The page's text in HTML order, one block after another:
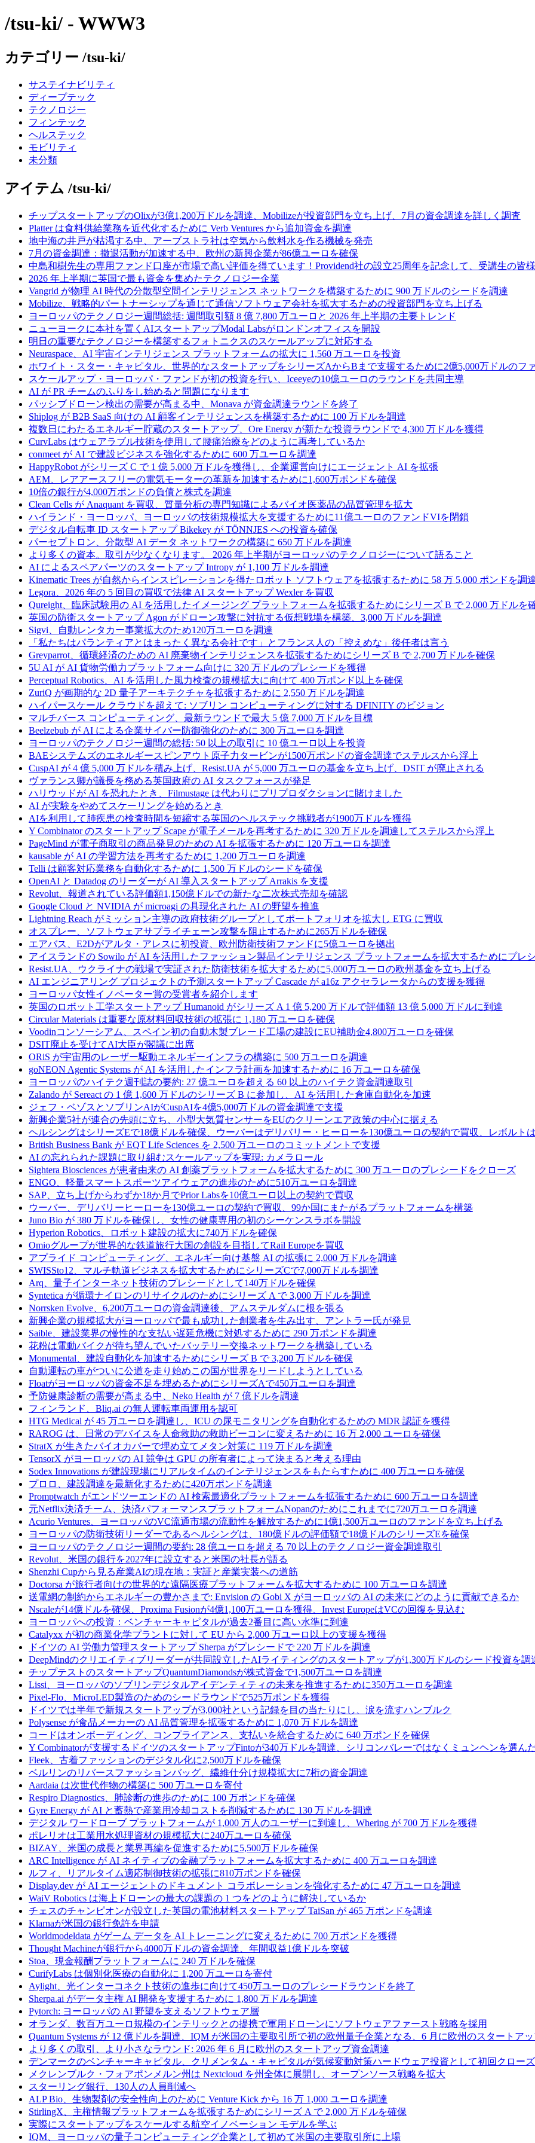
/tsu-ki/ - WWW3
カテゴリー /tsu-ki/
サステイナビリティ
ディープテック
テクノロジー
フィンテック
ヘルステック
モビリティ
未分類
アイテム /tsu-ki/
チップスタートアップのOlixが3億1,200万ドルを調達、Mobilizeが投資部門を立ち上げ、7月の資金調達を詳しく調査
Platter は食料供給業務を近代化するために Verb Ventures から追加資金を調達
地中海の井戸が枯渇する中、アーブストラ社は空気から飲料水を作る機械を発売
7月の資金調達：撤退活動が加速する中、欧州の新興企業が86億ユーロを確保
中島和樹先生の専用ファンド口座が市場で高い評価を得ています！Providend社の設立25周年を記念して、受講生の皆
2026 年上半期に英国で最も資金を集めたテクノロジー企業
Vangrid が物理 AI 時代の分散型空間インテリジェンス ネットワークを構築するために 900 万ドルのシードを調達
Mobilize、戦略的パートナーシップを通じて通信ソフトウェア会社を拡大するための投資部門を立ち上げる
ヨーロッパのテクノロジー週間総括: 週間取引額 8 億 7,800 万ユーロと 2026 年上半期の主要トレンド
ニューヨークに本社を置くAIスタートアップModal Labsがロンドンオフィスを開設
明日の重要なテクノロジーを構築するフォトニクスのスケールアップに対応する
Neuraspace、AI 宇宙インテリジェンス プラットフォームの拡大に 1,560 万ユーロを投資
ホワイト・スター・キャピタル、世界的なスタートアップをシリーズAからBまで支援するために2億5,000万ドルのフ
スケールアップ・ヨーロッパ・ファンドが初の投資を行い、Iceeyeの10億ユーロのラウンドを共同主導
AI が PR チームのふりをし始めると問題になります
パッシブドローン検出の需要が高まる中、Monava が資金調達ラウンドを終了
Shiplog が B2B SaaS 向けの AI 顧客インテリジェンスを構築するために 100 万ドルを調達
複数日にわたるエネルギー貯蔵のスタートアップ、Ore Energy が新たな投資ラウンドで 4,300 万ドルを獲得
CurvLabs はウェアラブル技術を使用して腰痛治療をどのように再考しているか
conmeet が AI で建設ビジネスを強化するために 600 万ユーロを調達
HappyRobot がシリーズ C で 1 億 5,000 万ドルを獲得し、企業運営向けにエージェント AI を拡張
AEM、レアアースフリーの電気モーターの革新を加速するために1,600万ポンドを確保
10倍の銀行が4,000万ポンドの負債と株式を調達
Clean Cells が Anaquant を買収、質量分析の専門知識によるバイオ医薬品の品質管理を拡大
ハイランド・ヨーロッパ、ヨーロッパの技術規模拡大を支援するために11億ユーロのファンドVIを閉鎖
デジタル自転車 ID スタートアップ Bikekey が TÖNNJES への投資を確保
パーセプトロン、分散型 AI データ ネットワークの構築に 650 万ドルを調達
より多くの資本。取引が少なくなります。 2026 年上半期がヨーロッパのテクノロジーについて語ること
AI によるスペアパーツのスタートアップ Intropy が 1,100 万ドルを調達
Kinematic Trees が自然からインスピレーションを得たロボット ソフトウェアを拡張するために 58 万 5,000 ポンドを調
Legora、2026 年の 5 回目の買収で法律 AI スタートアップ Wexler を買収
Qureight、臨床試験用の AI を活用したイメージング プラットフォームを拡張するためにシリーズ B で 2,000 万ドルを
英国の防衛スタートアップ Agon がドローン攻撃に対抗する仮想戦場を構築、3,000 万ドルを調達
Sigvi、自動レンタカー事業拡大のため120万ユーロを調達
「私たちはパランティアとはまったく異なる会社です」とフランス人の「控えめな」後任者は言う
Greyparrot、循環経済のための AI 廃棄物インテリジェンスを拡張するためにシリーズ B で 2,700 万ドルを確保
5U AI が AI 貨物労働力プラットフォーム向けに 320 万ドルのプレシードを獲得
Perceptual Robotics、AI を活用した風力検査の規模拡大に向けて 400 万ポンド以上を確保
ZuriQ が画期的な 2D 量子アーキテクチャを拡張するために 2,550 万ドルを調達
ハイパースケール クラウドを超えて: ソブリン コンピューティングに対する DFINITY のビジョン
マルチバース コンピューティング、最新ラウンドで最大 5 億 7,000 万ドルを目標
Beelzebub が AI による企業サイバー防御強化のために 300 万ユーロを調達
ヨーロッパのテクノロジー週間の総括: 50 以上の取引に 10 億ユーロ以上を投資
BAEシステムズのエネルギースピンアウト原子力タービンが1500万ポンドの資金調達でステルスから浮上
CuspAI が 4 億 5,000 万ドルを積み上げ、Resist.UA が 5,000 万ユーロの基金を立ち上げ、DSIT が廃止される
ヴァランス卿が議長を務める英国政府の AI タスクフォースが発足
ハリウッドが AI を恐れたとき、Filmustage は代わりにプリプロダクションに賭けました
AI が実験をやめてスケーリングを始めるとき
AIを利用して肺疾患の検査時間を短縮する英国のヘルステック挑戦者が1900万ドルを獲得
Y Combinator のスタートアップ Scape が電子メールを再考するために 320 万ドルを調達してステルスから浮上
PageMind が電子商取引の商品発見のための AI を拡張するために 120 万ユーロを調達
kausable が AI の学習方法を再考するために 1,200 万ユーロを調達
Telli は顧客対応業務を自動化するために 1,500 万ドルのシードを確保
OpenAI と Datadog のリーダーが AI 導入スタートアップ Arrakis を支援
Revolut、報道されている評価額1,150億ドルでの新たな二次株式売却を確認
Google Cloud と NVIDIA が microagi の具現化された AI の野望を推進
Lightning Reach がミッション主導の政府技術グループとしてポートフォリオを拡大し ETG に買収
オスプレー、ソフトウェアサプライチェーン攻撃を阻止するために265万ドルを確保
エアバス、E2Dがアルタ・アレスに初投資、欧州防衛技術ファンドに5億ユーロを拠出
アイスランドの Sowilo が AI を活用したファッション製品インテリジェンス プラットフォームを拡大するためにプレ
Resist.UA、ウクライナの戦場で実証された防衛技術を拡大するために5,000万ユーロの欧州基金を立ち上げる
AI エンジニアリング プロジェクトの予測スタートアップ Cascade が a16z アクセラレータからの支援を獲得
ヨーロッパ女性イノベーター賞の受賞者を紹介します
英国のロボット工学スタートアップ Humanoid がシリーズ A 1 億 5,200 万ドルで評価額 13 億 5,000 万ドルに到達
Circular Materials は重要な原材料回収技術の拡張に 1,180 万ユーロを確保
Voodinコンソーシアム、スペイン初の自動木製ブレード工場の建設にEU補助金4,800万ユーロを確保
DSIT廃止を受けてAI大臣が閣議に出席
ORiS が宇宙用のレーザー駆動エネルギーインフラの構築に 500 万ユーロを調達
goNEON Agentic Systems が AI を活用したインフラ計画を加速するために 16 万ユーロを確保
ヨーロッパのハイテク週刊誌の要約: 27 億ユーロを超える 60 以上のハイテク資金調達取引
Zalando が Sereact の 1 億 1,600 万ドルのシリーズ B に参加し、AI を活用した倉庫自動化を加速
ジェフ・ベゾスとソブリンAIがCuspAIを4億5,000万ドルの資金調達で支援
新興企業5社が連合の先頭に立ち、小型大気質センサーをEUのクリーンエア政策の中心に据える
ヘルシングはシリーズEで18億ドルを確保、ウーバーはデリバリー・ヒーローを130億ユーロの契約で買収、レボルト
British Business Bank が EQT Life Sciences を 2,500 万ユーロのコミットメントで支援
AI の忘れられた課題に取り組むスケールアップを実現: カメラロール
Sightera Biosciences が患者由来の AI 創薬プラットフォームを拡大するために 300 万ユーロのプレシードをクローズ
ENGO、軽量スマートスポーツアイウェアの進歩のために510万ユーロを調達
SAP、立ち上げからわずか18か月でPrior Labsを10億ユーロ以上の契約で買収
ウーバー、デリバリーヒーローを130億ユーロの契約で買収、99か国にまたがるプラットフォームを構築
Juno Bio が 380 万ドルを確保し、女性の健康専用の初のシーケンスラボを開設
Hyperion Robotics、ロボット建設の拡大に740万ドルを確保
Omioグループが世界的な鉄道旅行大国の創設を目指してRail Europeを買収
アプライド コンピューティング、エネルギー向け基盤 AI の拡張に 2,000 万ドルを調達
SWISSto12、マルチ軌道ビジネスを拡大するためにシリーズCで7,000万ドルを調達
Arq、量子インターネット技術のプレシードとして140万ドルを確保
Syntetica が循環ナイロンのリサイクルのためにシリーズ A で 3,000 万ドルを調達
Norrsken Evolve、6,200万ユーロの資金調達後、アムステルダムに根を張る
新興企業の規模拡大がヨーロッパで最も成功した創業者を生み出す、アントラー氏が発見
Saible、建設業界の慢性的な支払い遅延危機に対処するために 290 万ポンドを調達
花粉は電動バイクが待ち望んでいたバッテリー交換ネットワークを構築している
Monumental、建設自動化を加速するためにシリーズ B で 3,200 万ドルを確保
自動運転の車がついに公道を走り始めこの国が世界をリードしようとしている
Floatがヨーロッパの資金不足を埋めるためにシリーズAで450万ユーロを調達
予防健康診断の需要が高まる中、Neko Health が 7 億ドルを調達
フィンランド、Bliq.ai の無人運転車両運用を認可
HTG Medical が 45 万ユーロを調達し、ICU の尿モニタリングを自動化するための MDR 認証を獲得
RAROG は、日常のデバイスを人命救助の救助ビーコンに変えるために 16 万 2,000 ユーロを確保
StratX が生きたバイオカバーで埋め立てメタン対策に 119 万ドルを調達
TensorX がヨーロッパの AI 競争は GPU の所有者によって決まると考える理由
Sodex Innovations が建設現場にリアルタイムのインテリジェンスをもたらすために 400 万ユーロを確保
プロロ、建設調達を最新化するために420万ポンドを調達
Promptwatch がエンドツーエンドの AI 検索最適化プラットフォームを拡張するために 600 万ユーロを調達
元Netflix決済チーム、決済パフォーマンスプラットフォームNopanのためにこれまでに720万ユーロを調達
Acurio Ventures、ヨーロッパのVC流通市場の流動性を解放するために1億1,500万ユーロのファンドを立ち上げる
ヨーロッパの防衛技術リーダーであるヘルシングは、180億ドルの評価額で18億ドルのシリーズEを確保
ヨーロッパのテクノロジー週間の要約: 28 億ユーロを超える 70 以上のテクノロジー資金調達取引
Revolut、米国の銀行を2027年に設立すると米国の社長が語る
Shenzhi Cupから見る産業AIの現在地：実証と産業実装への道筋
Doctorsa が旅行者向けの世界的な遠隔医療プラットフォームを拡大するために 100 万ユーロを調達
送電網の制約からエネルギーの豊かさまで: Envision の Gobi X がヨーロッパの AI の未来にどのように貢献できるか
Nscaleが14億ドルを確保、Proxima Fusionが4億1,100万ユーロを獲得、Invest EuropeはVCの回復を見込む
ヨーロッパへの投資：ベンチャーキャピタルが過去2番目に高い水準に到達
Catalyxx が初の商業化学プラントに対して EU から 2,000 万ユーロ以上の支援を獲得
ドイツの AI 労働力管理スタートアップ Sherpa がプレシードで 220 万ドルを調達
DeepMindのクリエイティブリーダーが共同設立したAIライティングのスタートアップが1,300万ドルのシード投資を調
チップテストのスタートアップQuantumDiamondsが株式資金で1,500万ユーロを調達
Lissi、ヨーロッパのソブリンデジタルアイデンティティの未来を推進するために350万ユーロを調達
Pixel-Flo、MicroLED製造のためのシードラウンドで525万ポンドを獲得
ドイツでは半年で新規スタートアップが3,000社という記録を目の当たりにし、涙を流すハンブルク
Polysense が食品メーカーの AI 品質管理を拡張するために 1,070 万ドルを調達
コードはオンボーディング、コンプライアンス、支払いを統合するために 640 万ポンドを確保
Y Combinatorが支援するドイツのスタートアップFintoが340万ドルを調達、シリコンバレーではなくミュンヘンを選ん
Fleek、古着ファッションのデジタル化に2,500万ドルを確保
ベルリンのリバースファッションバッグ、繊維仕分け規模拡大に7桁の資金調達
Aardaia は次世代作物の構築に 500 万ユーロを寄付
Respiro Diagnostics、肺診断の進歩のために 100 万ポンドを確保
Gyre Energy が AI と蓄熱で産業用冷却コストを削減するために 130 万ドルを調達
デジタル ワードローブ プラットフォームが 1,000 万人のユーザーに到達し、Whering が 700 万ドルを獲得
ポレリオは工業用水処理資材の規模拡大に240万ユーロを確保
BIZAY、米国の成長と業界再編を促進するために5,500万ドルを確保
ARC Intelligence が AI ネイティブの金融プラットフォームを拡大するために 400 万ユーロを調達
ルフィ、リアルタイム適応制御技術の拡張に810万ポンドを確保
Display.dev が AI エージェントのドキュメント コラボレーションを強化するために 47 万ユーロを調達
WaiV Robotics は海上ドローンの最大の課題の 1 つをどのように解決しているか
チェスのチャンピオンが設立した英国の電池材料スタートアップ TaiSan が 465 万ポンドを調達
Klarnaが米国の銀行免許を申請
Worldmodeldata がゲーム データを AI トレーニングに変えるために 700 万ポンドを獲得
Thought Machineが銀行から4000万ドルの資金調達、年間収益1億ドルを突破
Stoa、現金報酬プラットフォームに 240 万ドルを確保
CurifyLabs は個別化医療の自動化に 1,200 万ユーロを寄付
Aylight、光インターコネクト技術の進歩に向けて450万ユーロのプレシードラウンドを終了
Sherpa.ai がデータ主権 AI 開発を支援するために 1,800 万ドルを調達
Pytorch: ヨーロッパの AI 野望を支えるソフトウェア層
オランダ、数百万ユーロ規模のインテリックとの提携で軍用ドローンにソフトウェアファースト戦略を採用
Quantum Systems が 12 億ドルを調達、IQM が米国の主要取引所で初の欧州量子企業となる、6 月に欧州のスタートア
より多くの取引、より小さなラウンド: 2026 年 6 月に欧州のスタートアップ資金調達
デンマークのベンチャーキャピタル、クリメンタム・キャピタルが気候変動対策ハードウェア投資として初回クロー
メクレンブルク・フォアポンメルン州は Nextcloud を州全体に展開し、オープンソース戦略を拡大
スターリング銀行、130人の人員削減へ
ALP Bio、生物製剤の安全性向上のために Venture Kick から 16 万 1,000 ユーロを調達
StirlingX、主権情報プラットフォームを拡張するためにシリーズ A で 2,000 万ドルを確保
実際にスタートアップをスケールする航空イノベーション モデルを学ぶ
IQM、ヨーロッパの量子コンピューティング企業として初めて米国の主要取引所に上場